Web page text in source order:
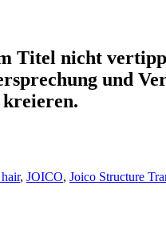
Titel nicht
und
kreieren.
, JOICO, Joico Structure